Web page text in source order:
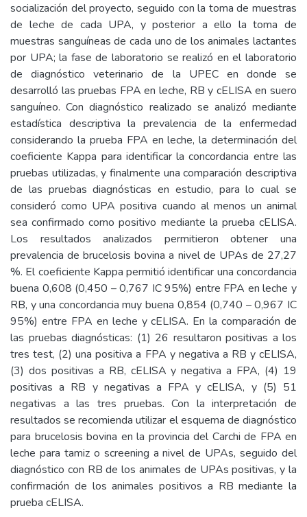
socialización del proyecto, seguido con la toma de muestras
de leche de cada UPA, y posterior a ello la toma de
muestras sanguíneas de cada uno de los animales lactantes
por UPA; la fase de laboratorio se realizó en el laboratorio
de diagnóstico veterinario de la UPEC en donde se
desarrolló las pruebas FPA en leche, RB y cELISA en suero
sanguíneo. Con diagnóstico realizado se analizó mediante
estadística descriptiva la prevalencia de la enfermedad
considerando la prueba FPA en leche, la determinación del
coeficiente Kappa para identificar la concordancia entre las
pruebas utilizadas, y finalmente una comparación descriptiva
de las pruebas diagnósticas en estudio, para lo cual se
consideró como UPA positiva cuando al menos un animal
sea confirmado como positivo mediante la prueba cELISA.
Los resultados analizados permitieron obtener una
prevalencia de brucelosis bovina a nivel de UPAs de 27,27
%. El coeficiente Kappa permitió identificar una concordancia
buena 0,608 (0,450 – 0,767 IC 95%) entre FPA en leche y
RB, y una concordancia muy buena 0,854 (0,740 – 0,967 IC
95%) entre FPA en leche y cELISA. En la comparación de
las pruebas diagnósticas: (1) 26 resultaron positivas a los
tres test, (2) una positiva a FPA y negativa a RB y cELISA,
(3) dos positivas a RB, cELISA y negativa a FPA, (4) 19
positivas a RB y negativas a FPA y cELISA, y (5) 51
negativas a las tres pruebas. Con la interpretación de
resultados se recomienda utilizar el esquema de diagnóstico
para brucelosis bovina en la provincia del Carchi de FPA en
leche para tamiz o screening a nivel de UPAs, seguido del
diagnóstico con RB de los animales de UPAs positivas, y la
confirmación de los animales positivos a RB mediante la
prueba cELISA.